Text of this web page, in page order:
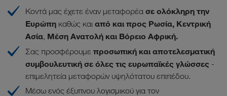
Κοντά μας έχετε έναν μεταφορέα σε ολόκληρη την
Ευρώπη καθώς και από και προς Ρωσία, Κεντρική
Ασία, Μέση Ανατολή και Βόρειο Αφρική.
Σας προσφέρουμε προσωπική και αποτελεσματική
συμβουλευτική σε όλες τις ευρωπαϊκές γλώσσες -
επιμελητεία μεταφορών υψηλότατου επιπέδου.
Μέσω ενός έξυπνου λογισμικού για τον